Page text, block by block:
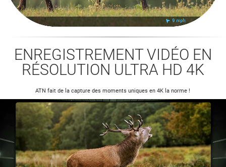
ENREGISTREMENT VIDÉO EN
RÉSOLUTION ULTRA HD 4K
ATN fait de la capture des moments uniques en 4K la norme !